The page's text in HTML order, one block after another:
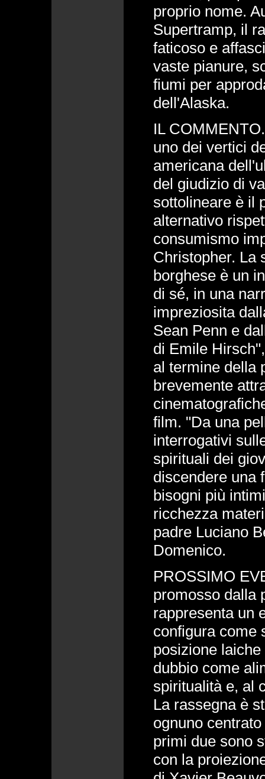
proprio nome.
Supertramp, il
faticoso e
vaste pianure,
fiumi per
dell'Alaska.
IL
uno dei vertici
americana
del giudizio di
sottolineare è il
alternativo
consumismo
Christopher. La
borghese è un
di sé, in una
impreziosita
Sean Penn e
di Emile
al termine della
brevemente
film. "Da una
interrogativi
spirituali dei
discendere una
bisogni più
ricchezza
padre Luciano
Domenico.
PROSSIMO
promosso dalla
rappresenta un
configura come
posizione
dubbio come
spiritualità e, al
La rassegna è
ognuno
primi due sono
con la